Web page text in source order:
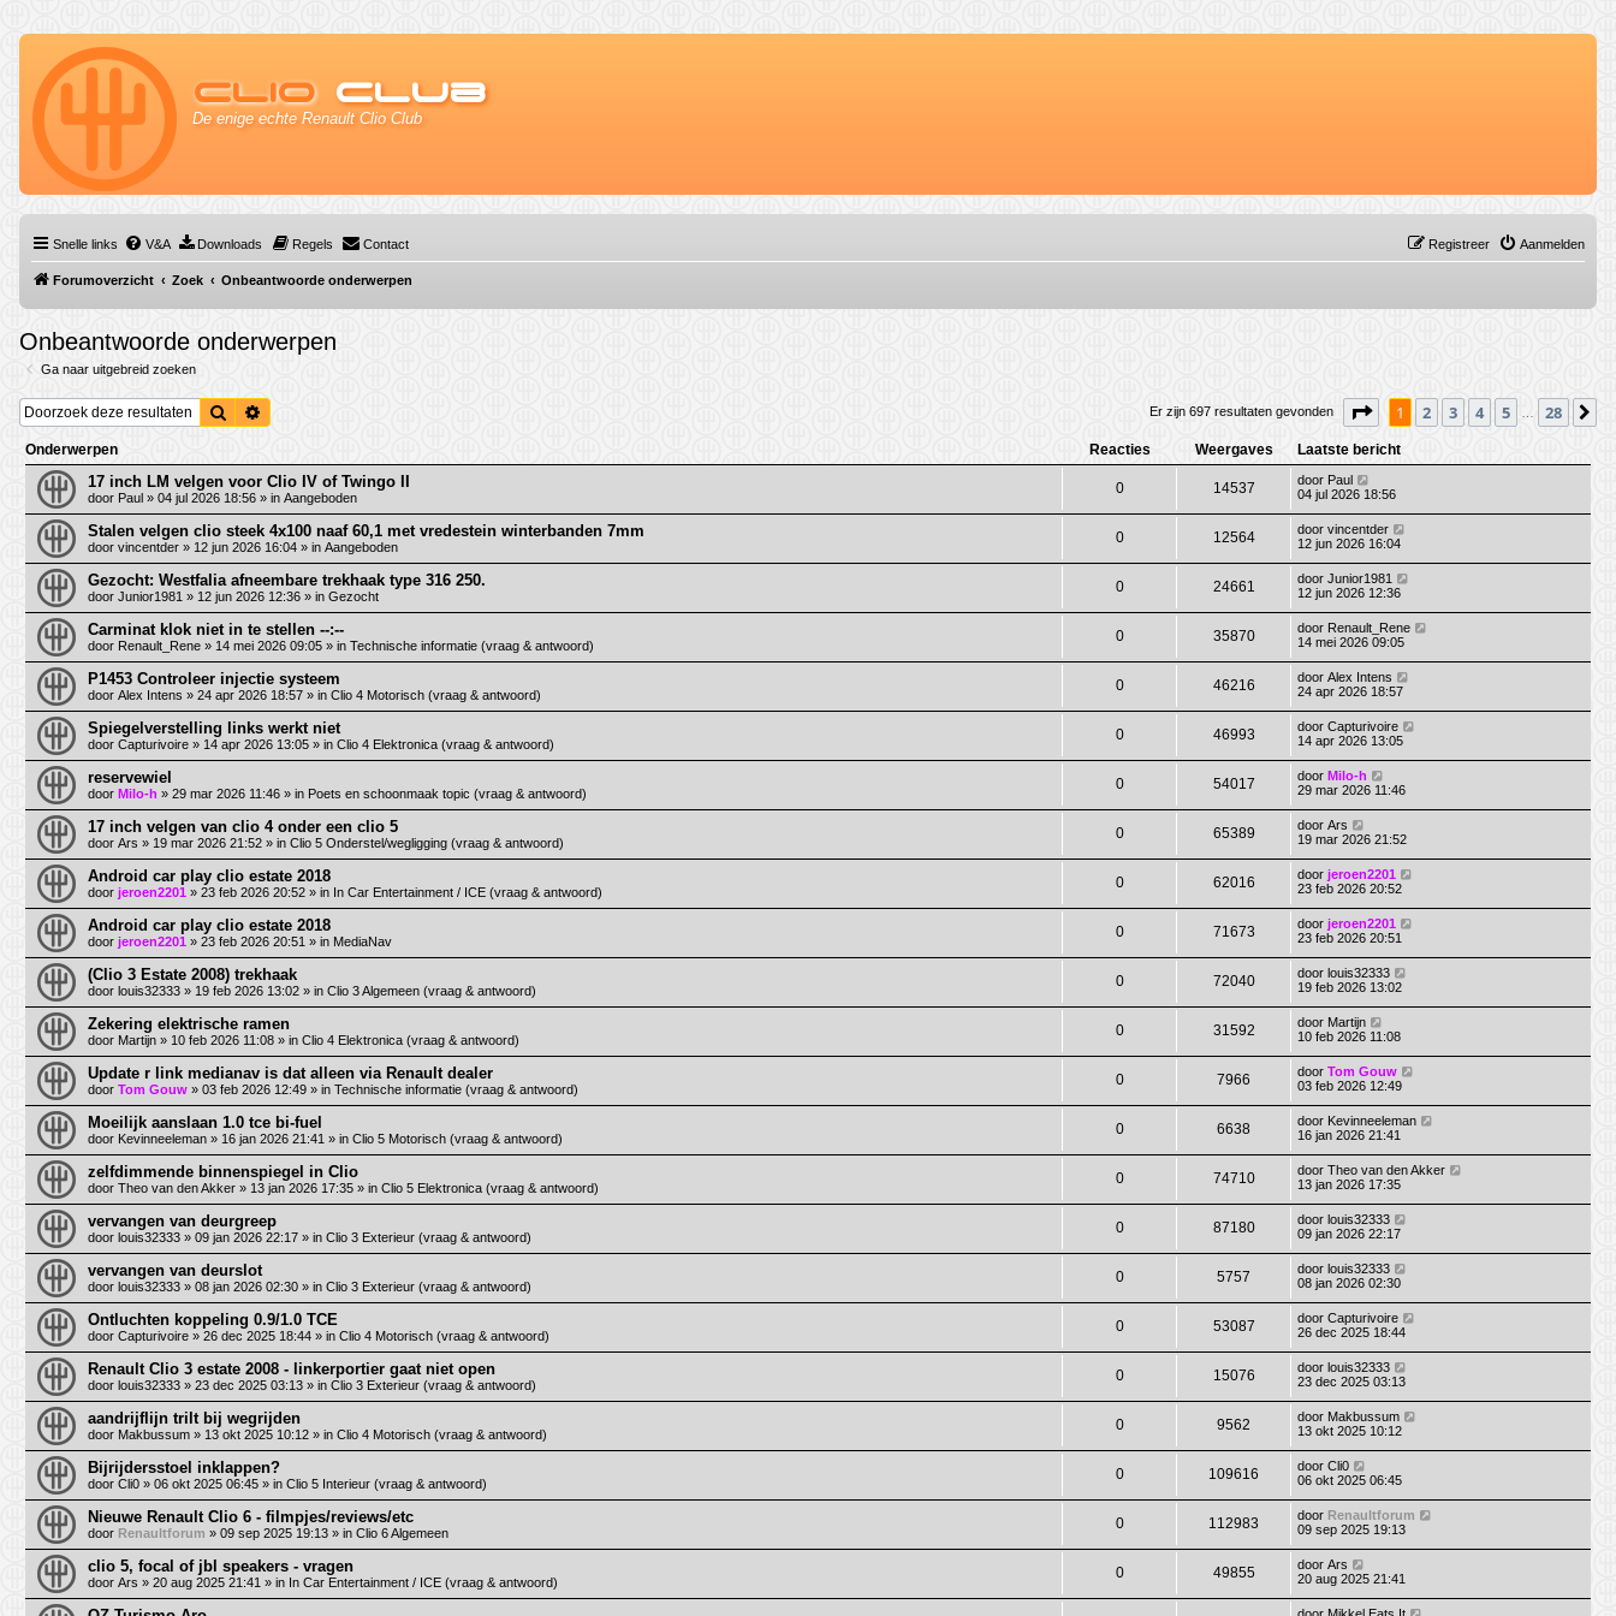
Clio Club
De enige echte Renault Clio Club
Snelle links V&A Downloads Regels Contact Aanmelden
Registreer
Forumoverzicht Zoek Onbeantwoorde onderwerpen
Onbeantwoorde onderwerpen
Ga naar uitgebreid zoeken
Zoek Er zijn 697 resultaten gevonden Pagina1 van 28
1 2 3 4 5 28
Onderwerpen Reacties Weergaves Laatste bericht
17 inch LM velgen voor Clio IV of Twingo II
door Paul » 04 jul 2026 18:56 » in Aangeboden
0 14537 door Paul
04 jul 2026 18:56
Stalen velgen clio steek 4x100 naaf 60,1 met vredestein winterbanden 7mm
door vincentder » 12 jun 2026 16:04 » in Aangeboden
0 12564 door vincentder
12 jun 2026 16:04
Gezocht: Westfalia afneembare trekhaak type 316 250.
door Junior1981 » 12 jun 2026 12:36 » in Gezocht
0 24661 door Junior1981
12 jun 2026 12:36
Carminat klok niet in te stellen --:--
door Renault_Rene » 14 mei 2026 09:05 » in Technische informatie (vraag & antwoord)
0 35870 door Renault_Rene
14 mei 2026 09:05
P1453 Controleer injectie systeem
door Alex Intens » 24 apr 2026 18:57 » in Clio 4 Motorisch (vraag & antwoord)
0 46216 door Alex Intens
24 apr 2026 18:57
Spiegelverstelling links werkt niet
door Capturivoire » 14 apr 2026 13:05 » in Clio 4 Elektronica (vraag & antwoord)
0 46993 door Capturivoire
14 apr 2026 13:05
reservewiel
door Milo-h » 29 mar 2026 11:46 » in Poets en schoonmaak topic (vraag & antwoord)
0 54017 door Milo-h
29 mar 2026 11:46
17 inch velgen van clio 4 onder een clio 5
door Ars » 19 mar 2026 21:52 » in Clio 5 Onderstel/wegligging (vraag & antwoord)
0 65389 door Ars
19 mar 2026 21:52
Android car play clio estate 2018
door jeroen2201 » 23 feb 2026 20:52 » in In Car Entertainment / ICE (vraag & antwoord)
0 62016 door jeroen2201
23 feb 2026 20:52
Android car play clio estate 2018
door jeroen2201 » 23 feb 2026 20:51 » in MediaNav
0 71673 door jeroen2201
23 feb 2026 20:51
(Clio 3 Estate 2008) trekhaak
door louis32333 » 19 feb 2026 13:02 » in Clio 3 Algemeen (vraag & antwoord)
0 72040 door louis32333
19 feb 2026 13:02
Zekering elektrische ramen
door Martijn » 10 feb 2026 11:08 » in Clio 4 Elektronica (vraag & antwoord)
0 31592 door Martijn
10 feb 2026 11:08
Update r link medianav is dat alleen via Renault dealer
door Tom Gouw » 03 feb 2026 12:49 » in Technische informatie (vraag & antwoord)
0 7966 door Tom Gouw
03 feb 2026 12:49
Moeilijk aanslaan 1.0 tce bi-fuel
door Kevinneeleman » 16 jan 2026 21:41 » in Clio 5 Motorisch (vraag & antwoord)
0 6638 door Kevinneeleman
16 jan 2026 21:41
zelfdimmende binnenspiegel in Clio
door Theo van den Akker » 13 jan 2026 17:35 » in Clio 5 Elektronica (vraag & antwoord)
0 74710 door Theo van den Akker
13 jan 2026 17:35
vervangen van deurgreep
door louis32333 » 09 jan 2026 22:17 » in Clio 3 Exterieur (vraag & antwoord)
0 87180 door louis32333
09 jan 2026 22:17
vervangen van deurslot
door louis32333 » 08 jan 2026 02:30 » in Clio 3 Exterieur (vraag & antwoord)
0 5757 door louis32333
08 jan 2026 02:30
Ontluchten koppeling 0.9/1.0 TCE
door Capturivoire » 26 dec 2025 18:44 » in Clio 4 Motorisch (vraag & antwoord)
0 53087 door Capturivoire
26 dec 2025 18:44
Renault Clio 3 estate 2008 - linkerportier gaat niet open
door louis32333 » 23 dec 2025 03:13 » in Clio 3 Exterieur (vraag & antwoord)
0 15076 door louis32333
23 dec 2025 03:13
aandrijflijn trilt bij wegrijden
door Makbussum » 13 okt 2025 10:12 » in Clio 4 Motorisch (vraag & antwoord)
0 9562 door Makbussum
13 okt 2025 10:12
Bijrijdersstoel inklappen?
door Cli0 » 06 okt 2025 06:45 » in Clio 5 Interieur (vraag & antwoord)
0 109616 door Cli0
06 okt 2025 06:45
Nieuwe Renault Clio 6 - filmpjes/reviews/etc
door Renaultforum » 09 sep 2025 19:13 » in Clio 6 Algemeen
0 112983 door Renaultforum
09 sep 2025 19:13
clio 5, focal of jbl speakers - vragen
door Ars » 20 aug 2025 21:41 » in In Car Entertainment / ICE (vraag & antwoord)
0 49855 door Ars
20 aug 2025 21:41
door Mikkel Eats It